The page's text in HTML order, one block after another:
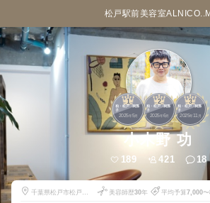
松戸駅前美容室ALNICO..M
1
柏・松戸・我孫
子
2025年5月
2
柏・松戸・我孫
子
2025年6月
3
柏・松戸・我孫
子
2025年 11 月
小木野 功
189 421 18
千葉県松戸市松戸
美容師歴30年 平均予算7,000〜